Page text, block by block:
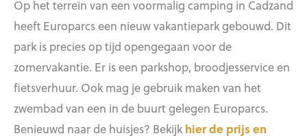
Op het terrein van een voormalig camping in Cadzand
heeft Europarcs een nieuw vakantiepark gebouwd. Dit
park is precies op tijd opengegaan voor de
zomervakantie. Er is een parkshop, broodjesservice en
fietsverhuur. Ook mag je gebruik maken van het
zwembad van een in de buurt gelegen Europarcs.
Benieuwd naar de huisjes? Bekijk hier de prijs en